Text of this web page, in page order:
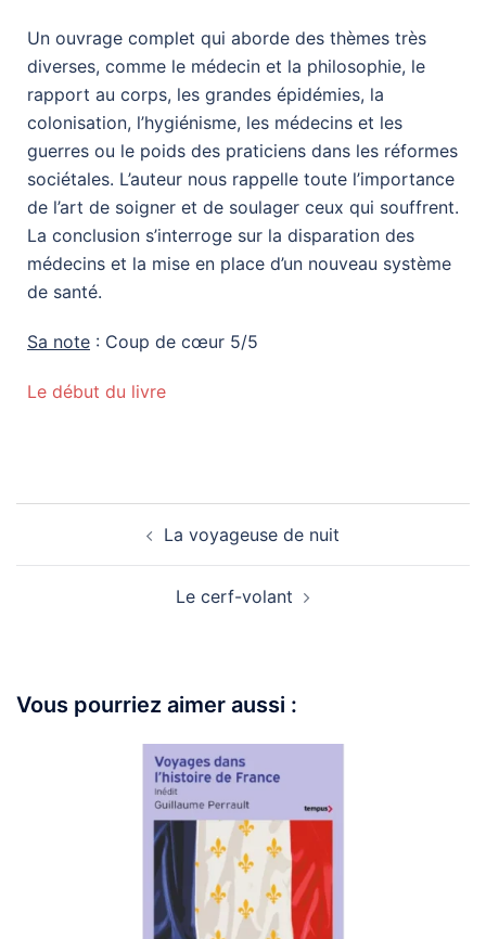
Un ouvrage complet qui aborde des thèmes très
diverses, comme le médecin et la philosophie, le
rapport au corps, les grandes épidémies, la
colonisation, l’hygiénisme, les médecins et les
guerres ou le poids des praticiens dans les réformes
sociétales. L’auteur nous rappelle toute l’importance
de l’art de soigner et de soulager ceux qui souffrent.
La conclusion s’interroge sur la disparation des
médecins et la mise en place d’un nouveau système
de santé.
Sa note : Coup de cœur 5/5
Le début du livre
La voyageuse de nuit
Le cerf-volant
Vous pourriez aimer aussi :